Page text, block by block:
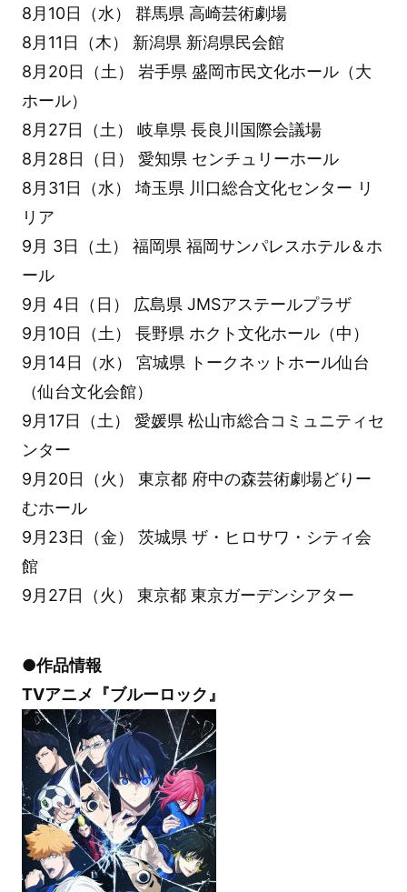
8月10日（水） 群馬県 高崎芸術劇場
8月11日（木） 新潟県 新潟県民会館
8月20日（土） 岩手県 盛岡市民文化ホール（大
ホール）
8月27日（土） 岐阜県 長良川国際会議場
8月28日（日） 愛知県 センチュリーホール
8月31日（水） 埼玉県 川口総合文化センター リ
リア
9月 3日（土） 福岡県 福岡サンパレスホテル＆ホ
ール
9月 4日（日） 広島県 JMSアステールプラザ
9月10日（土） 長野県 ホクト文化ホール（中）
9月14日（水） 宮城県 トークネットホール仙台
（仙台文化会館）
9月17日（土） 愛媛県 松山市総合コミュニティセ
ンター
9月20日（火） 東京都 府中の森芸術劇場どりー
むホール
9月23日（金） 茨城県 ザ・ヒロサワ・シティ会
館
9月27日（火） 東京都 東京ガーデンシアター
●作品情報
TVアニメ『ブルーロック』